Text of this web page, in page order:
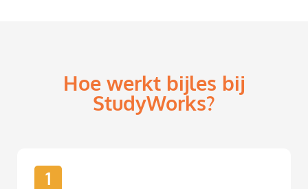
Hoe werkt bijles bij
StudyWorks?
1